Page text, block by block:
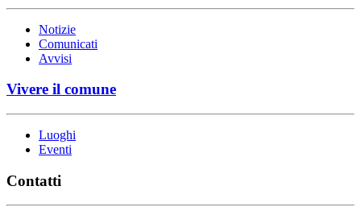
Notizie
Comunicati
Avvisi
Vivere il comune
Luoghi
Eventi
Contatti